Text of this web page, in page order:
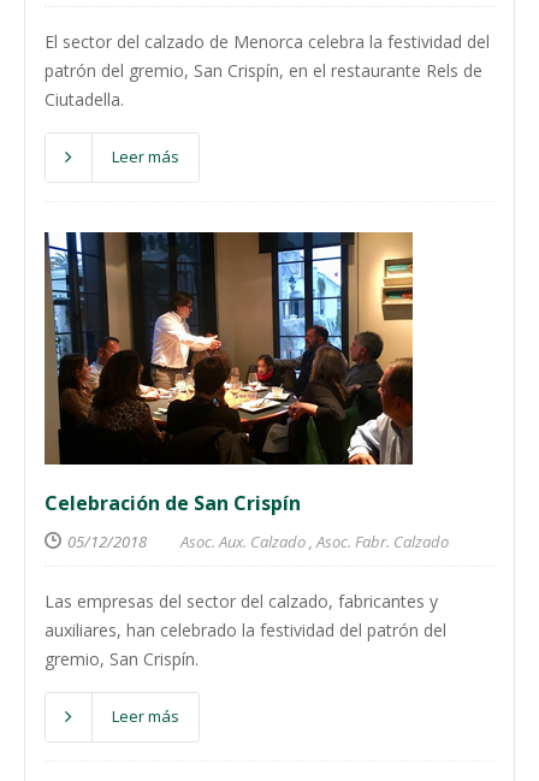
El sector del calzado de Menorca celebra la festividad del
patrón del gremio, San Crispín, en el restaurante Rels de
Ciutadella.
Leer más
Celebración de San Crispín
05/12/2018 Asoc. Aux. Calzado,Asoc. Fabr. Calzado
Las empresas del sector del calzado, fabricantes y
auxiliares, han celebrado la festividad del patrón del
gremio, San Crispín.
Leer más